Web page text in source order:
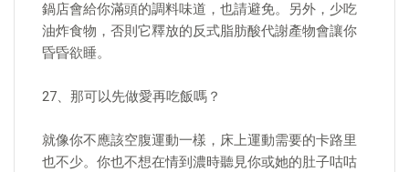
鍋店會給你滿頭的調料味道，也請避免。另外，少吃
油炸食物，否則它釋放的反式脂肪酸代謝產物會讓你
昏昏欲睡。
27、那可以先做愛再吃飯嗎？
就像你不應該空腹運動一樣，床上運動需要的卡路里
也不少。你也不想在情到濃時聽見你或她的肚子咕咕